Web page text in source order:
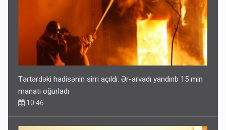
Tərtərdəki hadisənin sirri açıldı: Ər-arvadı yandırıb 15 min
manatı oğurladı
10:46